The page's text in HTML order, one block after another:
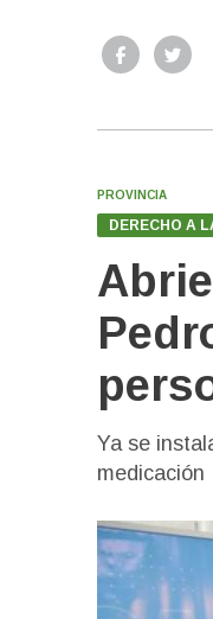
PROVINCIA
DERECHO A
Ya se
medicación